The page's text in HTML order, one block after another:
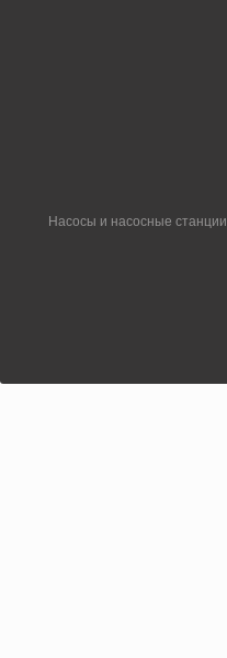
Насосы и насосные станции